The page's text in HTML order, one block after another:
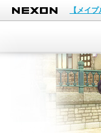
NEXON
【メイ